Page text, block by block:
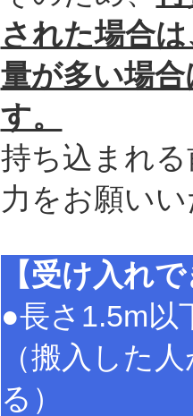
された場合
量が多い場
す。
持ち込まれ
力をお願い
【受け入れ
●長さ1.5m以
（搬入した
る）